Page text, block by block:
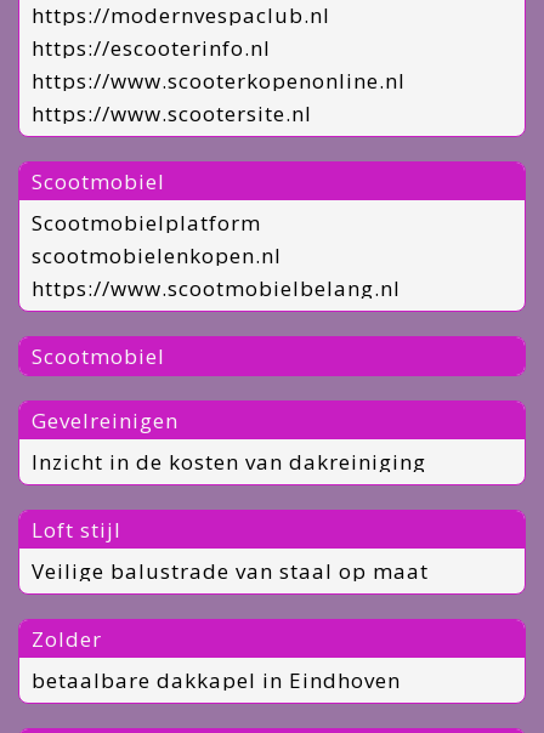
https://modernvespaclub.nl
https://escooterinfo.nl
https://www.scooterkopenonline.nl
https://www.scootersite.nl
Scootmobiel
Scootmobielplatform
scootmobielenkopen.nl
https://www.scootmobielbelang.nl
Scootmobiel
Gevelreinigen
Inzicht in de kosten van dakreiniging
Loft stijl
Veilige balustrade van staal op maat
Zolder
betaalbare dakkapel in Eindhoven